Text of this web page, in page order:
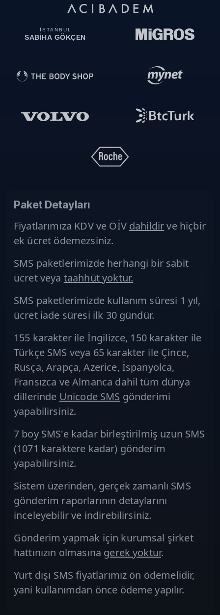
İSTANBUL
SABİHA GÖKÇEN
Paket Detayları
Fiyatlarımıza KDV ve ÖİV dahildirve hiçbir
ek ücret ödemezsiniz.
SMS paketlerimizde herhangi bir sabit
ücret veya taahhüt yoktur.
SMS paketlerimizde kullanım süresi 1 yıl,
ücret iade süresi ilk 30 gündür.
155 karakter ile İngilizce, 150 karakter ile
Türkçe SMS veya 65 karakter ile Çince,
Rusça, Arapça, Azerice, İspanyolca,
Fransızca ve Almanca dahil tüm dünya
dillerinde Unicode SMS gönderimi
yapabilirsiniz.
7 boy SMS'e kadar birleştirilmiş uzun SMS
(1071 karaktere kadar) gönderim
yapabilirsiniz.
Sistem üzerinden, gerçek zamanlı SMS
gönderim raporlarının detaylarını
inceleyebilir ve indirebilirsiniz.
Gönderim yapmak için kurumsal şirket
hattınızın olmasına gerek yoktur.
Yurt dışı SMS fiyatlarımız ön ödemelidir,
yani kullanımdan önce ödeme yapılır.